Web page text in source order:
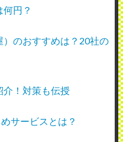
円？
のおすすめは？20社の
介！対策も伝授
サービスとは？